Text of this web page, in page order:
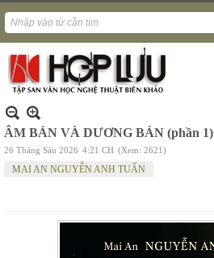
ÂM BẢN VÀ DƯƠNG BẢN (phần 1)
26 Tháng Sáu 2026 4:21 CH (Xem: 2621)
MAI AN NGUYỄN ANH TUẤN